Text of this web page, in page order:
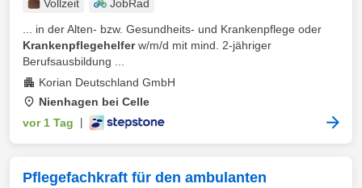
Vollzeit
JobRad
... in der Alten- bzw. Gesundheits- und Krankenpflege oder
Krankenpflegehelferw/m/d mit mind. 2-jähriger
Berufsausbildung ...
Korian Deutschland GmbH
Nienhagen bei Celle
vor 1 Tag
Pflegefachkraft für den ambulanten